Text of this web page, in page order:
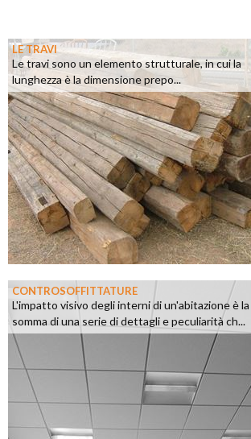
LE TRAVI
Le travi sono un elemento strutturale, in cui la
lunghezza è la dimensione prepo...
CONTROSOFFITTATURE
L'impatto visivo degli interni di un'abitazione è la
somma di una serie di dettagli e peculiarità ch...